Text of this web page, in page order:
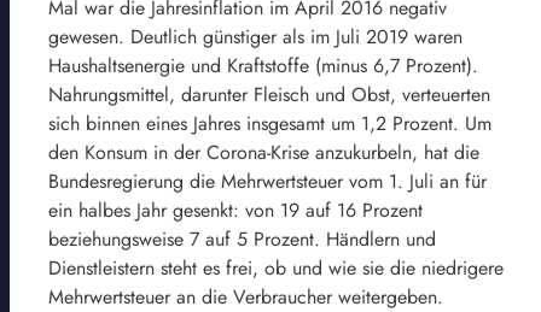
Mal war die Jahresinflation im April 2016 negativ
gewesen. Deutlich günstiger als im Juli 2019 waren
Haushaltsenergie und Kraftstoffe (minus 6,7 Prozent).
Nahrungsmittel, darunter Fleisch und Obst, verteuerten
sich binnen eines Jahres insgesamt um 1,2 Prozent. Um
den Konsum in der Corona-Krise anzukurbeln, hat die
Bundesregierung die Mehrwertsteuer vom 1. Juli an für
ein halbes Jahr gesenkt: von 19 auf 16 Prozent
beziehungsweise 7 auf 5 Prozent. Händlern und
Dienstleistern steht es frei, ob und wie sie die niedrigere
Mehrwertsteuer an die Verbraucher weitergeben.